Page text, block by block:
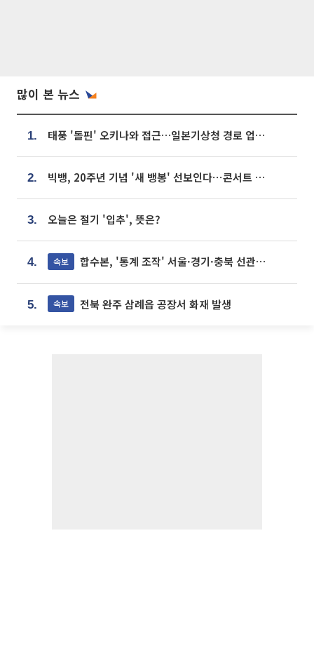
많이 본 뉴스
1. 태풍 '돌핀' 오키나와 접근…일본기상청 경로 업데이트
2. 빅뱅, 20주년 기념 '새 뱅봉' 선보인다⋯콘서트 앞두고 팝업 개최
3. 오늘은 절기 '입추', 뜻은?
4. 속보 합수본, '통계 조작' 서울·경기·충북 선관위 등 추가 압수수색
5. 속보 전북 완주 삼례읍 공장서 화재 발생